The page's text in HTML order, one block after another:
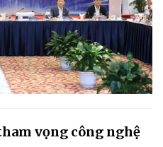
vọng công nghệ